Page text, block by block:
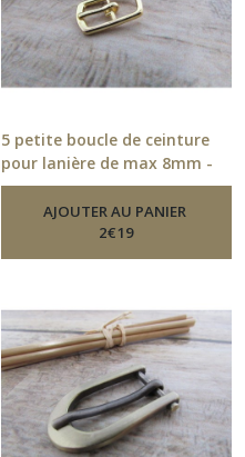
5 petite boucle de ceinture
pour lanière de max 8mm -
métal doré - 20.52-Boucle De
CeintureAJOUTER AU PANIER
2€19